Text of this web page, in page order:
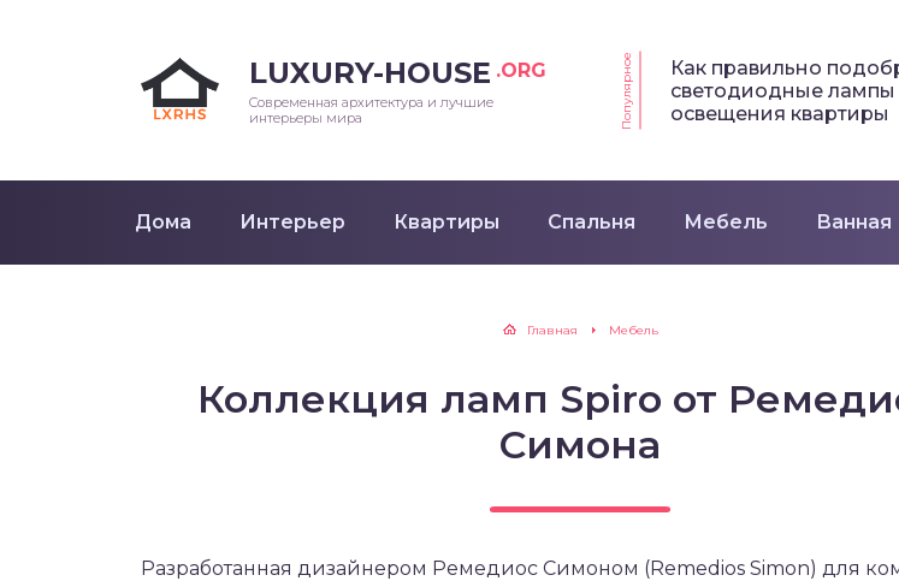
LUXURY-HOUSE .ORG
Современная архитектура и лучшие
интерьеры мира
Популярное
Как правильно
светодиодные лампы
освещения квартиры
Дома Интерьер Квартиры Спальня Мебель Ванная
Главная Мебель
Коллекция ламп Spiro от
Симона
Разработанная дизайнером Ремедиос Симоном (Remedios Simon) для